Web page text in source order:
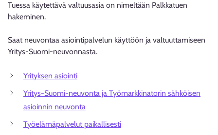
Tuessa käytettävä valtuusasia on nimeltään Palkkatuen
hakeminen.
Saat neuvontaa asiointipalvelun käyttöön ja valtuuttamiseen
Yritys-Suomi-neuvonnasta.
Yrityksen asiointi
Yritys-Suomi-neuvonta ja Työmarkkinatorin sähköisen
asioinnin neuvonta
Työelämäpalvelut paikallisesti